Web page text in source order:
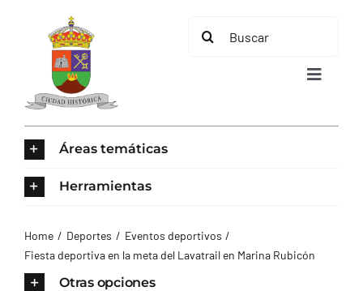
contenido
Buscar:
Toggle
AYUNTAMIENTO
Áreas temáticas
Herramientas
Home Deportes
Eventos deportivos
Fiesta deportiva en la meta del Lavatrail en Marina Rubicón
Otras opciones